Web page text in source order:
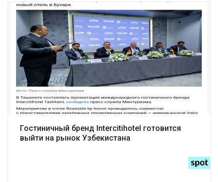
Подробнее
Гостиничный бренд Intercitihotel готовится
выйти на рынок Узбекистана